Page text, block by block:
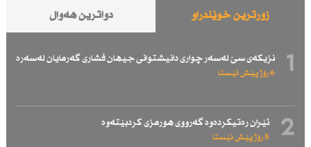
زۆرترین خوێندراو دواترین هەواڵ
1 نزیكەی سێ لەسەر چواری دانیشتوانی جیهان فشاری گەرمایان لەسەرە
6 رۆژ پێش ئێستا
2 ئێران رەتیكردەوە گەرووی هورمزی كردبێتەوە
5 رۆژ پێش ئێستا